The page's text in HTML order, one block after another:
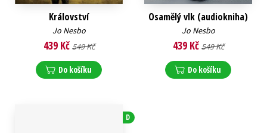
Království
Jo Nesbo
439 Kč 549 Kč
Do košíku
Osamělý vlk (audiokniha)
Jo Nesbo
439 Kč 549 Kč
Do košíku